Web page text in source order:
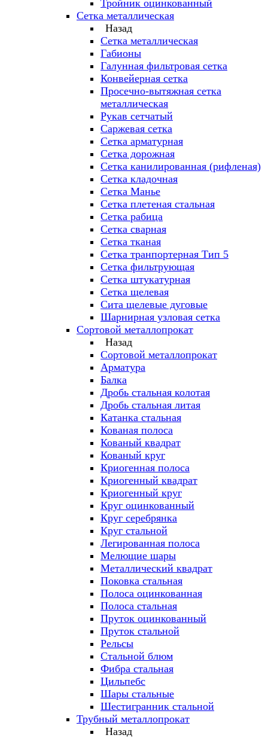
Тройник оцинкованный
Сетка металлическая
Назад
Сетка металлическая
Габионы
Галунная фильтровая сетка
Конвейерная сетка
Просечно-вытяжная сетка
металлическая
Рукав сетчатый
Саржевая сетка
Сетка арматурная
Сетка дорожная
Сетка канилированная (рифленая)
Сетка кладочная
Сетка Манье
Сетка плетеная стальная
Сетка рабица
Сетка сварная
Сетка тканая
Сетка транпортерная Тип 5
Сетка фильтрующая
Сетка штукатурная
Сетка щелевая
Сита щелевые дуговые
Шарнирная узловая сетка
Сортовой металлопрокат
Назад
Сортовой металлопрокат
Арматура
Балка
Дробь стальная колотая
Дробь стальная литая
Катанка стальная
Кованая полоса
Кованый квадрат
Кованый круг
Криогенная полоса
Криогенный квадрат
Криогенный круг
Круг оцинкованный
Круг серебрянка
Круг стальной
Легированная полоса
Мелющие шары
Металлический квадрат
Поковка стальная
Полоса оцинкованная
Полоса стальная
Пруток оцинкованный
Пруток стальной
Рельсы
Стальной блюм
Фибра стальная
Цильпебс
Шары стальные
Шестигранник стальной
Трубный металлопрокат
Назад